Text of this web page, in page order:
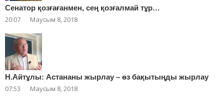
Сенатор қозғағанмен, сең қозғалмай тұр…
20:07 Маусым 8, 2018
Н.Айтұлы: Астананы жырлау – өз бақытыңды жырлау
07:53 Маусым 8, 2018